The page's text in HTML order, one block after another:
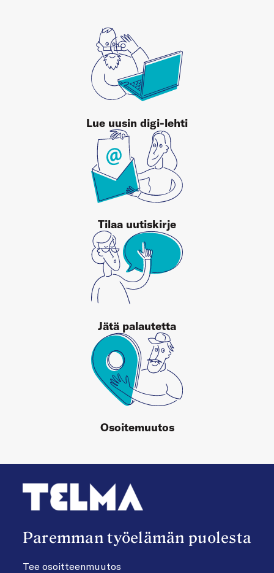
Lue uusin digi-lehti
Tilaa uutiskirje
Jätä palautetta
Osoitemuutos
Paremman työelämän puolesta
Tee osoitteenmuutos